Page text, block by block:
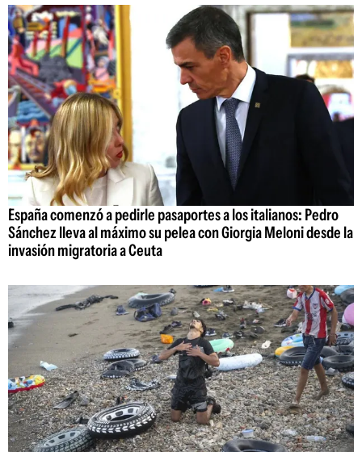
España comenzó a pedirle pasaportes a los italianos: Pedro
Sánchez lleva al máximo su pelea con Giorgia Meloni desde la
invasión migratoria a Ceuta